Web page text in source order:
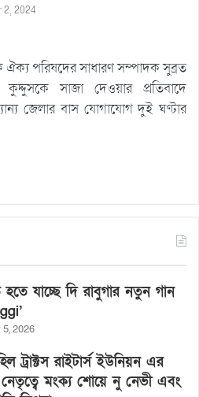
2, 2024
ঐক্য পরিষদের সাধারণ সম্পাদক সুব্রত
সাজা দেওয়ার প্রতিবাদে
জেলার বাস যোগাযোগ দুই ঘণ্টার
হতে যাচ্ছে দি রাবুগার নতুন গান
2026
ট্রাক্টস রাইটার্স ইউনিয়ন এর
নেতৃত্বে মংক্য শোয়ে নু নেভী এবং